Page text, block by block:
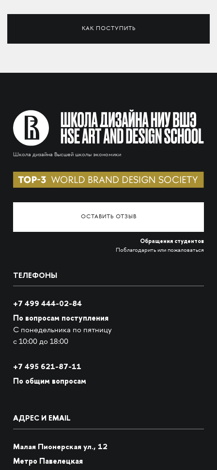
КАК ПОСТУПИТЬ
Школа дизайна Высшей школы экономики
ОСТАВИТЬ ОТЗЫВ
Обращения студентов
Поблагодарить или пожаловаться
ТЕЛЕФОНЫ
+7 499 444-02-84
По вопросам поступления
С понедельника по пятницу
с 10:00 до 18:00
+7 495 621-87-11
По общим вопросам
АДРЕС И EMAIL
Малая Пионерская ул., 12
Метро Павелецкая